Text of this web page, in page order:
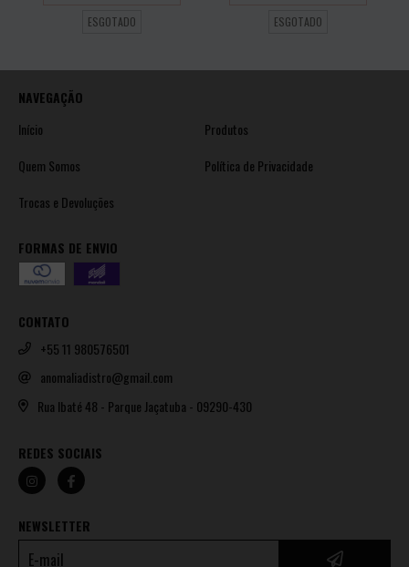
ESGOTADO
ESGOTADO
NAVEGAÇÃO
Início
Produtos
Quem Somos
Política de Privacidade
Trocas e Devoluções
FORMAS DE ENVIO
CONTATO
+55 11 980576501
anomaliadistro@gmail.com
Rua Ibaté 48 - Parque Jaçatuba - 09290-430
REDES SOCIAIS
NEWSLETTER